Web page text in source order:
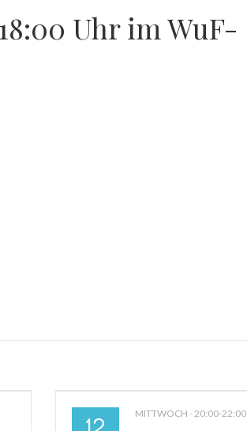
Uhr im WuF-
MITTWOCH - 20:00-22:00